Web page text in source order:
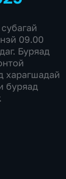
09.00
Буряад
харагшадай
буряад